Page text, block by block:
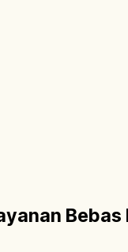
Bebas